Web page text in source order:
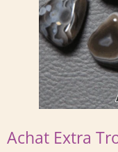
Achat Extra